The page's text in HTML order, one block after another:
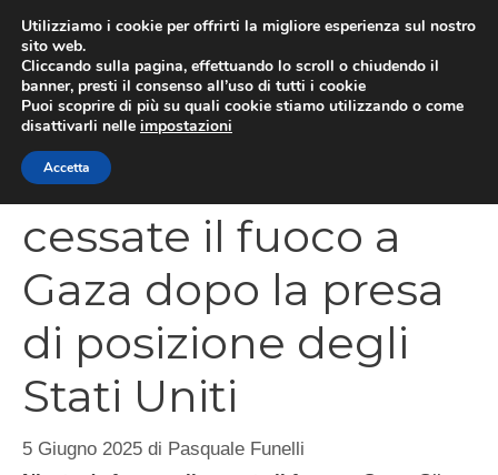
contenuto
Più lontano il
cessate il fuoco a
Gaza dopo la presa
di posizione degli
Stati Uniti
5 Giugno 2025 di Pasquale Funelli
Utilizziamo i cookie per offrirti la migliore esperienza sul nostro
sito web.
Cliccando sulla pagina, effettuando lo scroll o chiudendo il
banner, presti il consenso all’uso di tutti i cookie
Puoi scoprire di più su quali cookie stiamo utilizzando o come
disattivarli nelle impostazioni
Accetta